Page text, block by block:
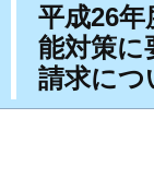
平成26
能対策に
請求につ